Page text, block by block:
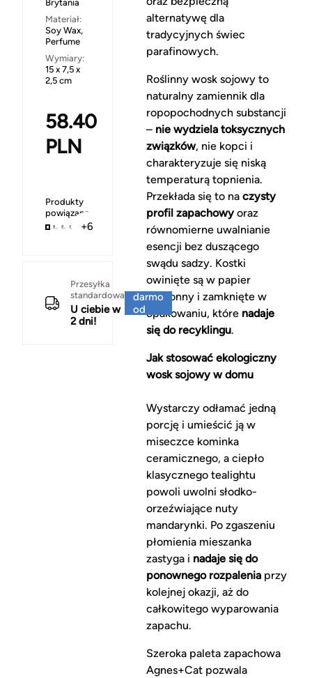
Brytania
Materiał:
Soy Wax,
Perfume
Wymiary:
15 x 7,5 x
2,5 cm
58.40
PLN
Produkty
powiązane
+6
Przesyłka
standardowa
U ciebie w
2 dni!
darmo
od
150 zł
alternatywę dla
tradycyjnych świec
parafinowych.
Roślinny wosk sojowy to
naturalny zamiennik dla
ropopochodnych substancji
– nie wydziela toksycznych
związków, nie kopci i
charakteryzuje się niską
temperaturą topnienia.
Przekłada się to na czysty
profil zapachowyoraz
równomierne uwalnianie
esencji bez duszącego
swądu sadzy. Kostki
owinięte są w papier
ochronny i zamknięte w
opakowaniu, które nadaje
się do recyklingu.
Jak stosować ekologiczny
wosk sojowy w domu
Wystarczy odłamać jedną
porcję i umieścić ją w
miseczce kominka
ceramicznego, a ciepło
klasycznego tealightu
powoli uwolni słodko-
orzeźwiające nuty
mandarynki. Po zgaszeniu
płomienia mieszanka
zastyga i nadaje się do
ponownego rozpaleniaprzy
kolejnej okazji, aż do
całkowitego wyparowania
zapachu.
Szeroka paleta zapachowa
Agnes+Cat pozwala